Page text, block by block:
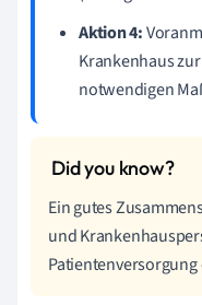
Aktion 4:
Krankenhaus
notwendigen
Ein gutes
und